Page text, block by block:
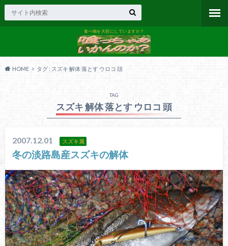
食べ物を大切にしていますか？
HOME タグ : スズキ 解体 落とす ウロコ 頭
TAG
スズキ 解体 落とす ウロコ 頭
2007.12.01 スズキ属
冬の淡路島産スズキの解体